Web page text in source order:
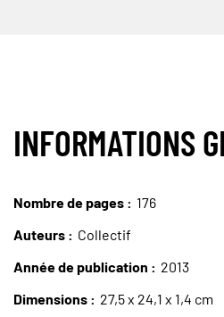
INFORMATIONS
Nombre de pages
176
Auteurs
Collectif
Année de publication
2013
Dimensions
27,5 x 24,1 x 1,4 cm